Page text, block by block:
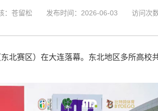
：苍留松 发布时间：2026-06-03 访问次数
北赛区）在大连落幕。东北地区多所高校